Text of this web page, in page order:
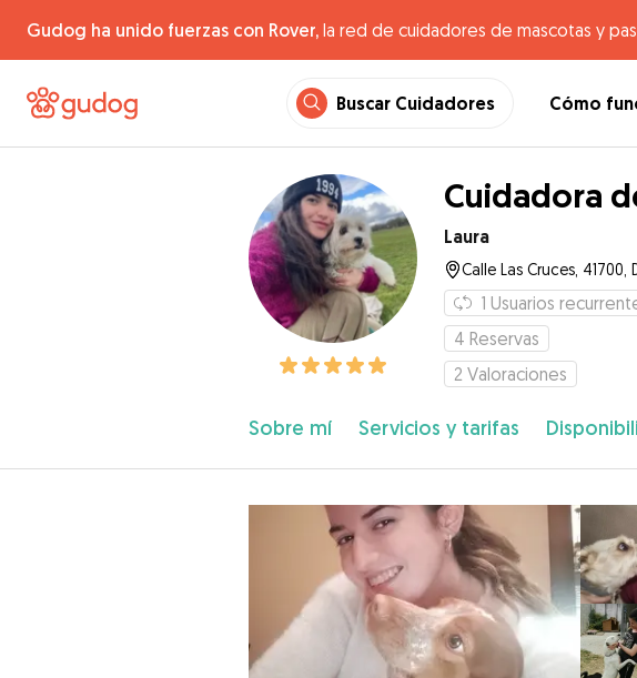
Gudog ha unido fuerzas con Rover, la red de cuidadores de mascotas y
Buscar Cuidadores Cómo
Cuidadora
Laura
Calle Las Cruces, 41700,
1 Usuarios
4 Reservas
2 Valoraciones
Sobre mí Servicios y tarifas